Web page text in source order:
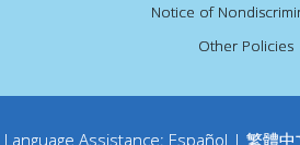
Notice of
Other Policies
Language Assistance: Español | 繁體中